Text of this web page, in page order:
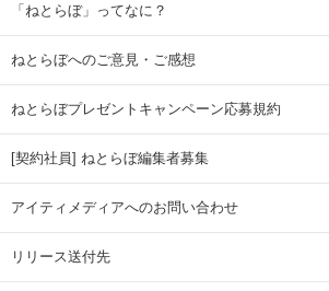
「ねとらぼ」ってなに？
ねとらぼへのご意見・ご感想
ねとらぼプレゼントキャンペーン応募規約
[契約社員] ねとらぼ編集者募集
アイティメディアへのお問い合わせ
リリース送付先